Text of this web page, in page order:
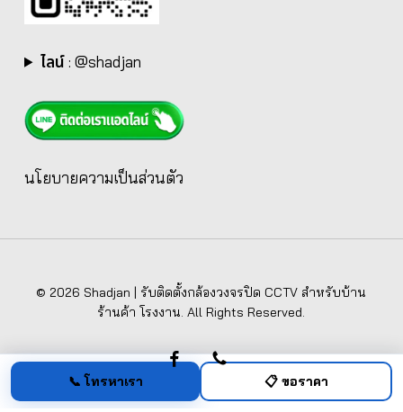
ไลน์: @shadjan
นโยบายความเป็นส่วนตัว
📞 โทรหาเรา 📋 ขอราคา
© 2026 Shadjan | รับติดตั้งกล้องวงจรปิด CCTV สำหรับบ้าน
ร้านค้า โรงงาน. All Rights Reserved.
facebookphone